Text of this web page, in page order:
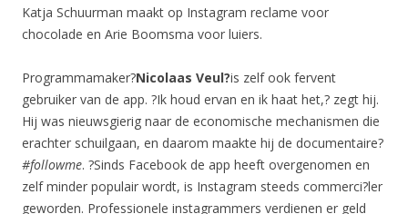
Katja Schuurman maakt op Instagram reclame voor
chocolade en Arie Boomsma voor luiers.
Programmamaker?Nicolaas Veul?is zelf ook fervent
gebruiker van de app. ?Ik houd ervan en ik haat het,? zegt hij.
Hij was nieuwsgierig naar de economische mechanismen die
erachter schuilgaan, en daarom maakte hij de documentaire?
#followme. ?Sinds Facebook de app heeft overgenomen en
zelf minder populair wordt, is Instagram steeds commerci?ler
geworden. Professionele instagrammers verdienen er geld